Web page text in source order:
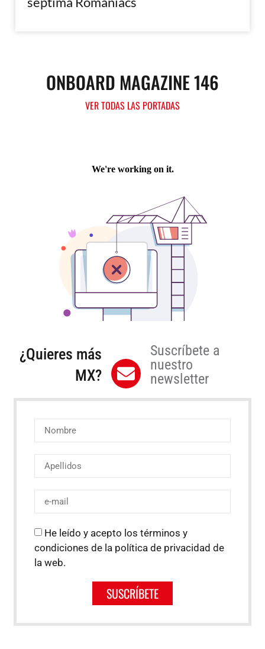
ONBOARD MAGAZINE 146
VER TODAS LAS PORTADAS
¿Quieres más
MX?
Suscríbete a
nuestro
newsletter
He leído y acepto los términos y
condiciones de la política de privacidad de
la web.
SUSCRÍBETE